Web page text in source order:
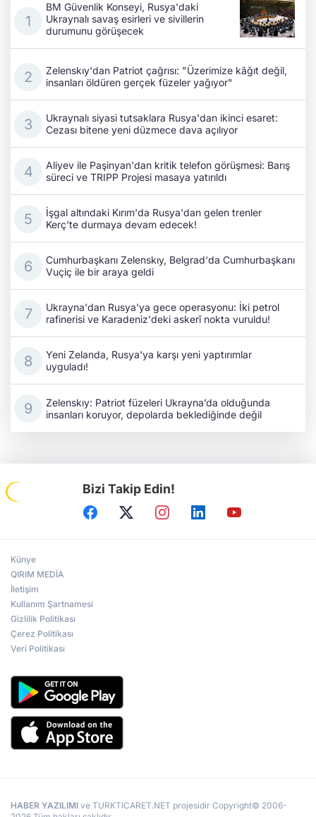
BM Güvenlik Konseyi, Rusya'daki
Ukraynalı savaş esirleri ve sivillerin
durumunu görüşecek
Zelenskıy'dan Patriot çağrısı: "Üzerimize kâğıt değil,
insanları öldüren gerçek füzeler yağıyor"
Ukraynalı siyasi tutsaklara Rusya'dan ikinci esaret:
Cezası bitene yeni düzmece dava açılıyor
Aliyev ile Paşinyan'dan kritik telefon görüşmesi: Barış
süreci ve TRIPP Projesi masaya yatırıldı
İşgal altındaki Kırım'da Rusya'dan gelen trenler
Kerç'te durmaya devam edecek!
Cumhurbaşkanı Zelenskıy, Belgrad'da Cumhurbaşkanı
Vuçiç ile bir araya geldi
Ukrayna'dan Rusya'ya gece operasyonu: İki petrol
rafinerisi ve Karadeniz'deki askerî nokta vuruldu!
Yeni Zelanda, Rusya'ya karşı yeni yaptırımlar
uyguladı!
Zelenskıy: Patriot füzeleri Ukrayna’da olduğunda
insanları koruyor, depolarda beklediğinde değil
Bizi Takip Edin!
Künye
QIRIM MEDİA
İletişim
Kullanım Şartnamesi
Gizlilik Politikası
Çerez Politikası
Veri Politikası
HABER YAZILIMI ve TURKTICARET.NET projesidir Copyright© 2006-